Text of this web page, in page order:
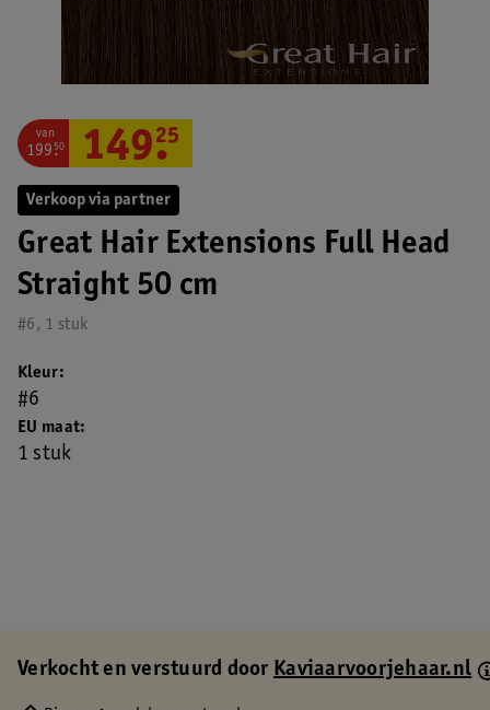
Verkoop via partner
Great Hair Extensions Full Head
Straight 50 cm
#6, 1 stuk
van
199.
50 149.
25
EU maat
1 stuk
Kleur
#6
Verkocht en verstuurd doorKaviaarvoorjehaar.nl